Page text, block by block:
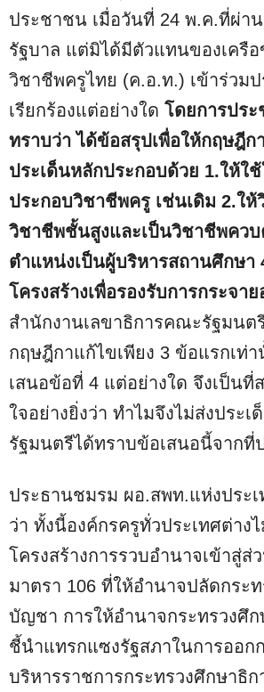
ประชาชน เมื่อวันที่ 24 พ.ค.ที่ผ่า
รัฐบาล แต่มิได้มีตัวแทนของเครือ
วิชาชีพครูไทย (ค.อ.ท.) เข้าร่วม
เรียกร้องแต่อย่างใด โดยการปร
ทราบว่า ได้ข้อสรุปเพื่อให้กฤษฎีก
ประเด็นหลักประกอบด้วย 1.ให้ใ
ประกอบวิชาชีพครู เช่นเดิม 2.ใ
วิชาชีพชั้นสูงและเป็นวิชาชีพควบ
ตำแหน่งเป็นผู้บริหารสถานศึกษา
โครงสร้างเพื่อรองรับการกระจา
สำนักงานเลขาธิการคณะรัฐมนต
กฤษฎีกาแก้ไขเพียง 3 ข้อแรกเท่
เสนอข้อที่ 4 แต่อย่างใด จึงเป็นที่
ใจอย่างยิ่งว่า ทำไมจึงไม่ส่งประ
รัฐมนตรีได้ทราบข้อเสนอนี้จากที่
ประธานชมรม ผอ.สพท.แห่งประ
ว่า ทั้งนี้องค์กรครูทั่วประเทศต่าง
โครงสร้างการรวบอำนาจเข้าสู่ส่
มาตรา 106 ที่ให้อำนาจปลัดกระ
บัญชา การให้อำนาจกระทรวงศึก
ชี้นำแทรกแซงรัฐสภาในการออก
บริหารราชการกระทรวงศึกษาธิก